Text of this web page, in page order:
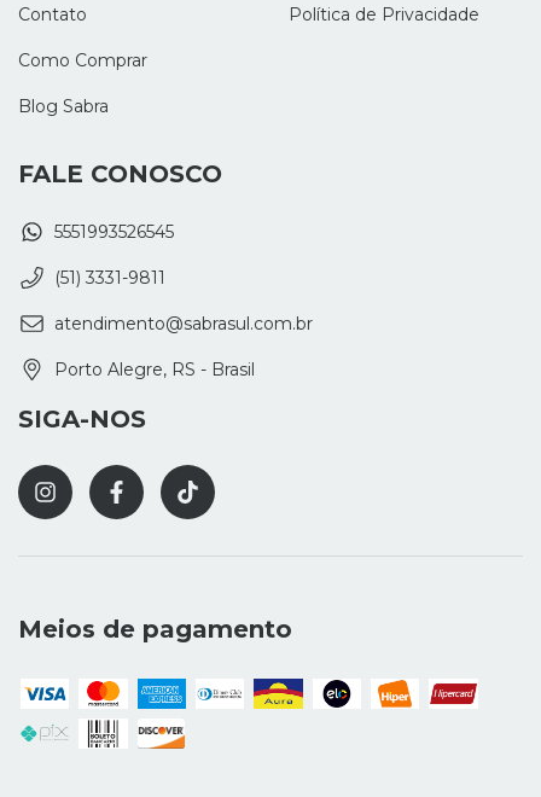
Contato
Como Comprar
Blog Sabra
Política de Privacidade
FALE CONOSCO
5551993526545
(51) 3331-9811
atendimento@sabrasul.com.br
Porto Alegre, RS - Brasil
SIGA-NOS
Meios de pagamento